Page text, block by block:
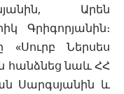
Արեն
Գրիգորյանին։
«Սուրբ Ներսես
հանձնեց նաև ՀՀ
Սարգսյանին և